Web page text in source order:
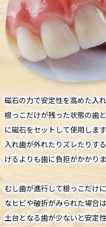
磁石の力で安定性を高めた入
根っこだけが残った状態の歯
に磁石をセットして使用します
入れ歯が外れたりズレたりす
けるよりも歯に負担がかかり
むし歯が進行して根っこだけ
なヒビや破折がみられた場合
土台となる歯が少ないと安定